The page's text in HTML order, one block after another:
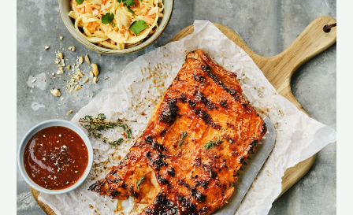
Les recettes d’agneau
APÉRO
COMFORT FOOD
PAUSE DÉJ’
PLATS À PARTAGER
POUR LES ENFANTS
RAPIDE ET FACILE
Cuisiner l’agneau
AU FOUR, À GRATINER
BOULETTES & BURGERS
BROCHETTES
CÔTELETTES
MIJOTÉS, TAJINES, CURRY
PASTA ET PÂTES À TARTE